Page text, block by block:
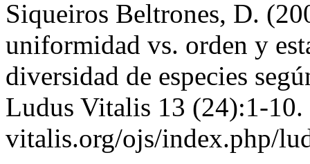
Siqueiros Beltrones, D.
uniformidad vs. orden y
diversidad de especies
Ludus Vitalis 13 (24):1-
vitalis.org/ojs/index.php/